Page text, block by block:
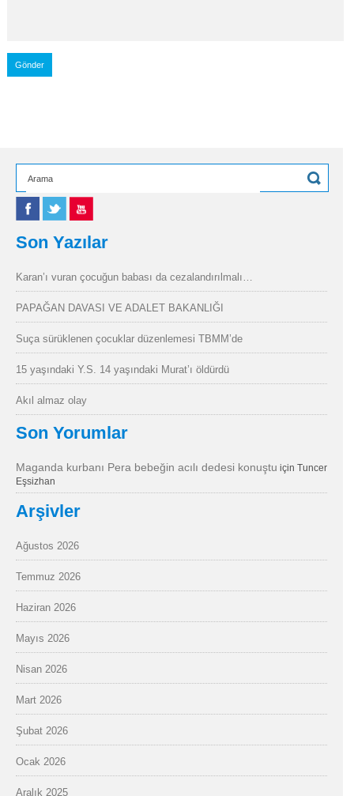
Son Yazılar
Karan’ı vuran çocuğun babası da cezalandırılmalı…
PAPAĞAN DAVASI VE ADALET BAKANLIĞI
Suça sürüklenen çocuklar düzenlemesi TBMM’de
15 yaşındaki Y.S. 14 yaşındaki Murat’ı öldürdü
Akıl almaz olay
Son Yorumlar
Maganda kurbanı Pera bebeğin acılı dedesi konuştu için Tuncer
Eşsizhan
Arşivler
Ağustos 2026
Temmuz 2026
Haziran 2026
Mayıs 2026
Nisan 2026
Mart 2026
Şubat 2026
Ocak 2026
Aralık 2025